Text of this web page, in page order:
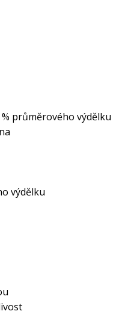
průměrového výdělku
výdělku